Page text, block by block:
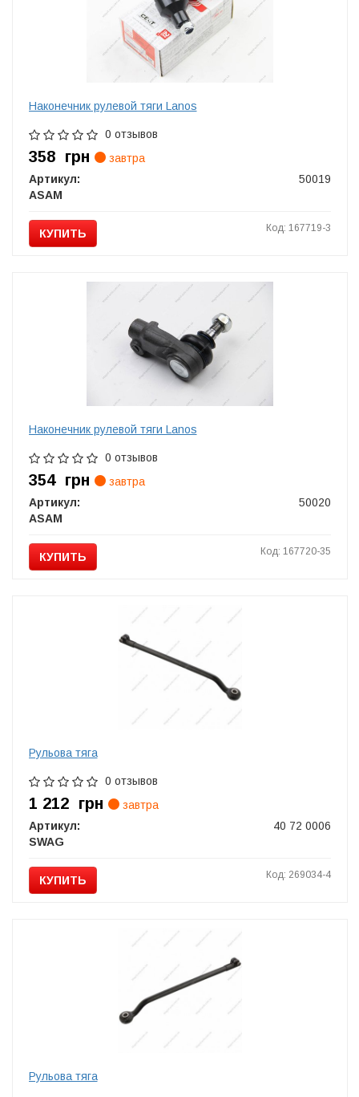
Наконечник рулевой тяги Lanos
0 отзывов
358 грн
завтра
Артикул:
50019
ASAM
КУПИТЬ Код: 167719-3
Наконечник рулевой тяги Lanos
0 отзывов
354 грн
завтра
Артикул:
50020
ASAM
КУПИТЬ Код: 167720-35
Рульова тяга
0 отзывов
1 212 грн
завтра
Артикул:
40 72 0006
SWAG
КУПИТЬ Код: 269034-4
Рульова тяга